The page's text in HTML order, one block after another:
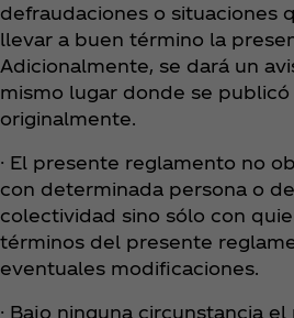
defraudaciones o situaciones
llevar a buen término la
Adicionalmente, se dará un
mismo lugar donde se
originalmente.
· El presente reglamento no
con determinada persona o
colectividad sino sólo con
términos del presente
eventuales modificaciones.
· Bajo ninguna circunstancia